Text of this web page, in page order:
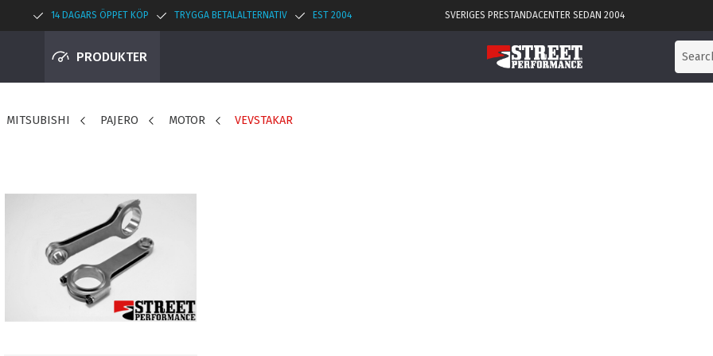
14 DAGARS ÖPPET KÖP TRYGGA BETALALTERNATIV EST 2004 SVERIGES PRESTANDACENTER SEDAN 2004
PRODUKTER
MITSUBISHI PAJERO MOTOR VEVSTAKAR